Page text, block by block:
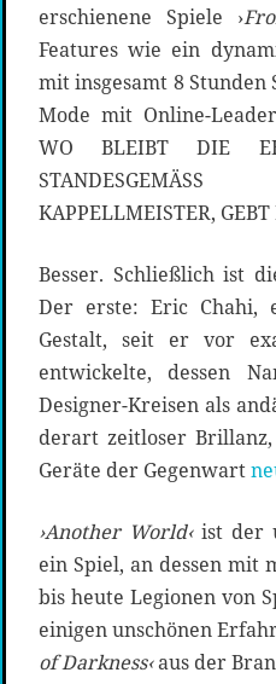
erschienene Spiele ›
Features wie ein
mit insgesamt 8 Stunden
Mode mit Online-
WO BLEIBT DIE
KAPPELLMEISTER,
Besser. Schließlich ist
Der erste: Eric Chahi,
Gestalt, seit er vor
entwickelte, dessen
Designer-Kreisen als
derart zeitloser
Geräte der Gegenwart
›Another World‹ist der
ein Spiel, an dessen mit
bis heute Legionen von
einigen unschönen
of Darkness‹aus der